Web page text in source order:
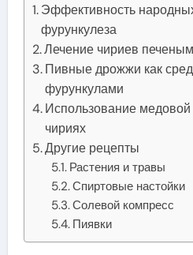
Эффективность
фурункулеза
Лечение чириев
Пивные дрожжи как
фурункулами
Использование
чириях
Другие рецепты
Растения и травы
Спиртовые настойки
Солевой компресс
Пиявки